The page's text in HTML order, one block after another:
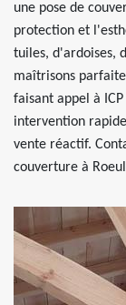
une pose de
protection et
tuiles, d'ardoises,
maîtrisons
faisant appel à
intervention
vente réactif.
couverture à